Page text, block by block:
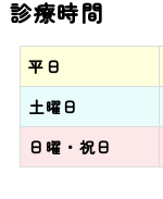
診療時間
平日
土曜日
日曜・祝日